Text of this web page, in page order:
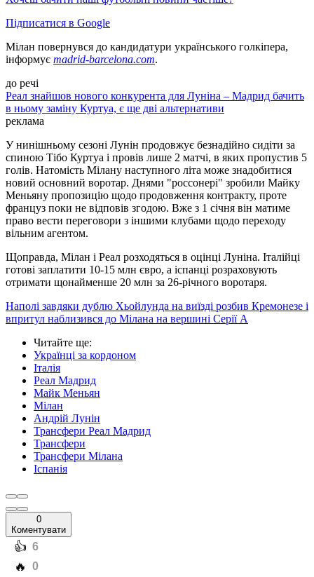
Підписатися в Google
Мілан повернувся до кандидатури українського голкіпера,
інформує madrid-barcelona.com.
до речі
Реал знайшов нового конкурента для Луніна – Мадрид бачить
в ньому заміну Куртуа, є ще дві альтернативи
реклама
У нинішньому сезоні Лунін продовжує безнадійно сидіти за
спиною Тібо Куртуа і провів лише 2 матчі, в яких пропустив 5
голів. Натомість Мілану наступного літа може знадобитися
новий основний воротар. Днями "россонері" зробили Майку
Меньяну пропозицію щодо продовження контракту, проте
француз поки не відповів згодою. Вже з 1 січня він матиме
право вести переговори з іншими клубами щодо переходу
вільним агентом.
Щоправда, Мілан і Реал розходяться в оцінці Луніна. Італійці
готові заплатити 10-15 млн євро, а іспанці розраховують
отримати щонайменше 20 млн за 26-річного воротаря.
Наполі завдяки дублю Хьойлунда на виїзді розбив Кремонезе і
впритул наблизився до Мілана на вершині Серії А
Читайте ще:
Українці за кордоном
Італія
Реал Мадрид
Майк Меньян
Мілан
Андрій Лунін
Трансфери Реал Мадрид
Трансфери
Трансфери Мілана
Іспанія
0
Коментувати
️👍 6
️🔥 0